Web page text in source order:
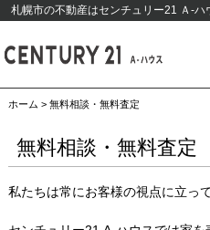
札幌市の不動産はセンチュリー21 Ａ-ハ
当社に
お問い
ホーム > 無料相談・無料査定
無料相談・無料査定
私たちは常にお客様の視点に立っ